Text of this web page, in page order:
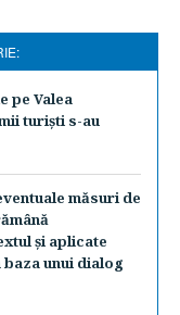
pe Valea
turişti s-au
măsuri de
şi aplicate
unui dialog